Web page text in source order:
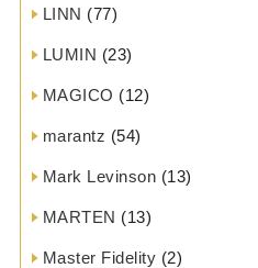
LINN (77)
LUMIN (23)
MAGICO (12)
marantz (54)
Mark Levinson (13)
MARTEN (13)
Master Fidelity (2)